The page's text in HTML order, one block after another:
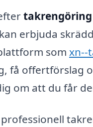
erbjuda
som xn--
få offertförslag
om att du får